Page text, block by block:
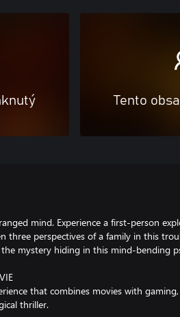
Tento
mind. Experience a first-person
three perspectives of a family in this
mystery hiding in this mind-bending
that combines movies with
thriller.